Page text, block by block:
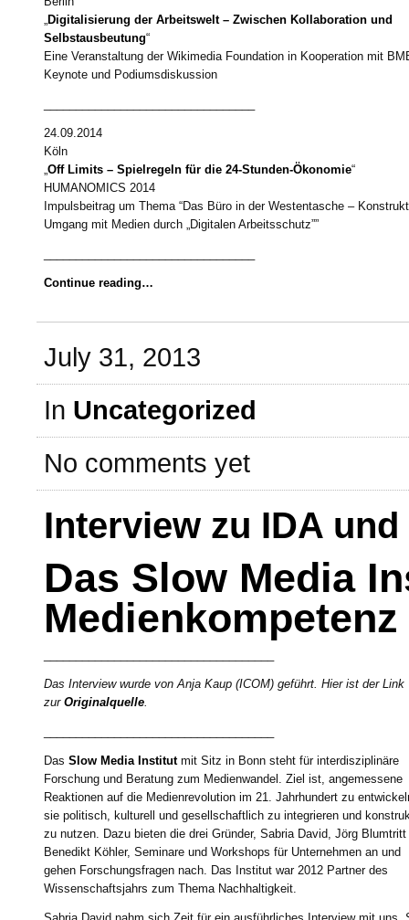
„Digitalisierung der Arbeitswelt – Zwischen Kollaboration und
Selbstausbeutung“
Eine Veranstaltung der Wikimedia Foundation in Kooperation mit
Keynote und Podiumsdiskussion
24.09.2014
Köln
„Off Limits – Spielregeln für die 24-Stunden-Ökonomie“
HUMANOMICS 2014
Impulsbeitrag um Thema “Das Büro in der Westentasche –
Umgang mit Medien durch „Digitalen Arbeitsschutz””
Continue reading…
July 31, 2013
In Uncategorized
No comments yet
Interview zu IDA
Das Slow Media
Das Interview wurde von Anja Kaup (ICOM) geführt. Hier ist der Link
zur Originalquelle.
Das Slow Media Institutmit Sitz in Bonn steht für interdisziplinäre
Forschung und Beratung zum Medienwandel. Ziel ist, angemessene
Reaktionen auf die Medienrevolution im 21. Jahrhundert zu
sie politisch, kulturell und gesellschaftlich zu integrieren und
zu nutzen. Dazu bieten die drei Gründer, Sabria David, Jörg Blumtritt
Benedikt Köhler, Seminare und Workshops für Unternehmen an und
gehen Forschungsfragen nach. Das Institut war 2012 Partner des
Wissenschaftsjahrs zum Thema Nachhaltigkeit.